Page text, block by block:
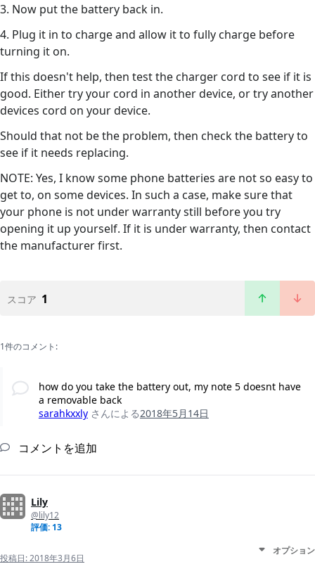
3. Now put the battery back in.
4. Plug it in to charge and allow it to fully charge before
turning it on.
If this doesn't help, then test the charger cord to see if it is
good. Either try your cord in another device, or try another
devices cord on your device.
Should that not be the problem, then check the battery to
see if it needs replacing.
NOTE: Yes, I know some phone batteries are not so easy to
get to, on some devices. In such a case, make sure that
your phone is not under warranty still before you try
opening it up yourself. If it is under warranty, then contact
the manufacturer first.
スコア 1
1件のコメント:
how do you take the battery out, my note 5 doesnt have
a removable back
sarahkxxly さんによる2018年5月14日
コメントを追加
Lily
@lily12
評価: 13
投稿日:2018年3月6日
オプション